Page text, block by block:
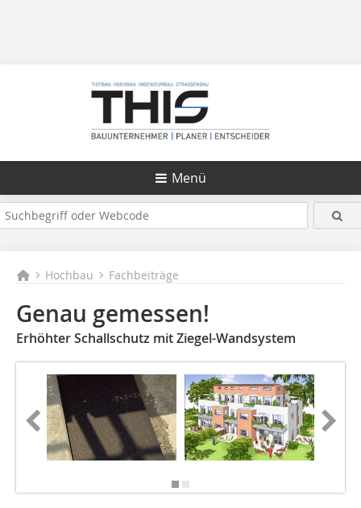
Menü
Hochbau Fachbeiträge
Genau gemessen!
Erhöhter Schallschutz mit Ziegel-Wandsystem